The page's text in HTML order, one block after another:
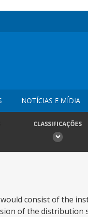
NOTÍCIAS E MÍDIA
CLASSIFICAÇÕES
consist of the
of the distribution